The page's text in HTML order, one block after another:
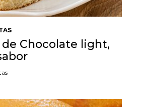
Chocolate light,